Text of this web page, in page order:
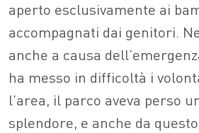
aperto esclusivamente ai
accompagnati dai genitori.
anche a causa
ha messo in difficoltà i
l’area, il parco aveva perso
splendore, e anche da